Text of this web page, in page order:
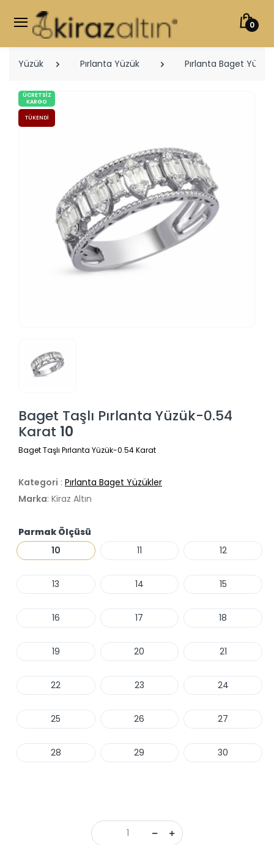
0
Yüzük Pırlanta Yüzük Pırlanta Baget
ÜCRETSIZ
KARGO
TÜKENDI
Baget Taşlı Pırlanta Yüzük-0.54
Karat 10
Baget Taşlı Pırlanta Yüzük-0.54 Karat
Kategori : Pırlanta Baget Yüzükler
Marka: Kiraz Altın
Parmak Ölçüsü
10
11 12
13 14 15
16 17 18
19 20 21
22 23 24
25 26 27
28 29 30